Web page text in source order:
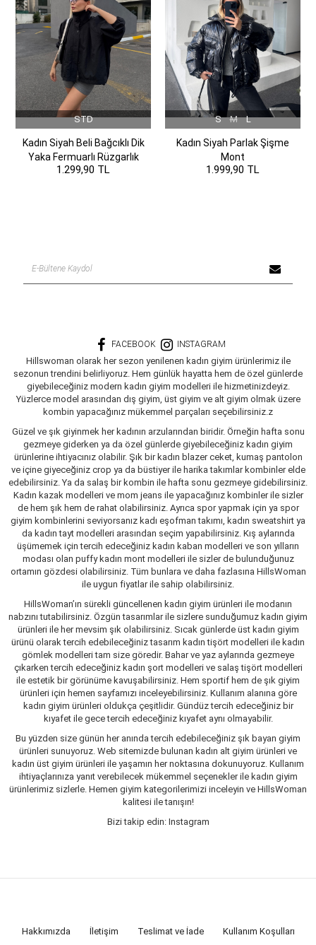
STD
Kadın Siyah Beli Bağcıklı Dik
Yaka Fermuarlı Rüzgarlık
1.299,90 TL
S M L
Kadın Siyah Parlak Şişme
Mont
1.999,90 TL
FACEBOOK INSTAGRAM
Hillswoman olarak her sezon yenilenen kadın giyim ürünlerimiz ile
sezonun trendini belirliyoruz. Hem günlük hayatta hem de özel günlerde
giyebileceğiniz modern kadın giyim modelleri ile hizmetinizdeyiz.
Yüzlerce model arasından dış giyim, üst giyim ve alt giyim olmak üzere
kombin yapacağınız mükemmel parçaları seçebilirsiniz.z
Güzel ve şık giyinmek her kadının arzularından biridir. Örneğin hafta sonu
gezmeye giderken ya da özel günlerde giyebileceğiniz kadın giyim
ürünlerine ihtiyacınız olabilir. Şık bir kadın blazer ceket, kumaş pantolon
ve içine giyeceğiniz crop ya da büstiyer ile harika takımlar kombinler elde
edebilirsiniz. Ya da salaş bir kombin ile hafta sonu gezmeye gidebilirsiniz.
Kadın kazak modelleri ve mom jeans ile yapacağınız kombinler ile sizler
de hem şık hem de rahat olabilirsiniz. Ayrıca spor yapmak için ya spor
giyim kombinlerini seviyorsanız kadı eşofman takımı, kadın sweatshirt ya
da kadın tayt modelleri arasından seçim yapabilirsiniz. Kış aylarında
üşümemek için tercih edeceğiniz kadın kaban modelleri ve son yılların
modası olan puffy kadın mont modelleri ile sizler de bulunduğunuz
ortamın gözdesi olabilirsiniz. Tüm bunlara ve daha fazlasına HillsWoman
ile uygun fiyatlar ile sahip olabilirsiniz.
HillsWoman’ın sürekli güncellenen kadın giyim ürünleri ile modanın
nabzını tutabilirsiniz. Özgün tasarımlar ile sizlere sunduğumuz kadın giyim
ürünleri ile her mevsim şık olabilirsiniz. Sıcak günlerde üst kadın giyim
ürünü olarak tercih edebileceğiniz tasarım kadın tişört modelleri ile kadın
gömlek modelleri tam size göredir. Bahar ve yaz aylarında gezmeye
çıkarken tercih edeceğiniz kadın şort modelleri ve salaş tişört modelleri
ile estetik bir görünüme kavuşabilirsiniz. Hem sportif hem de şık giyim
ürünleri için hemen sayfamızı inceleyebilirsiniz. Kullanım alanına göre
kadın giyim ürünleri oldukça çeşitlidir. Gündüz tercih edeceğiniz bir
kıyafet ile gece tercih edeceğiniz kıyafet aynı olmayabilir.
Bu yüzden size günün her anında tercih edebileceğiniz şık bayan giyim
ürünleri sunuyoruz. Web sitemizde bulunan kadın alt giyim ürünleri ve
kadın üst giyim ürünleri ile yaşamın her noktasına dokunuyoruz. Kullanım
ihtiyaçlarınıza yanıt verebilecek mükemmel seçenekler ile kadın giyim
ürünlerimiz sizlerle. Hemen giyim kategorilerimizi inceleyin ve HillsWoman
kalitesi ile tanışın!
Bizi takip edin: Instagram
Hakkımızda İletişim Teslimat ve İade Kullanım Koşulları